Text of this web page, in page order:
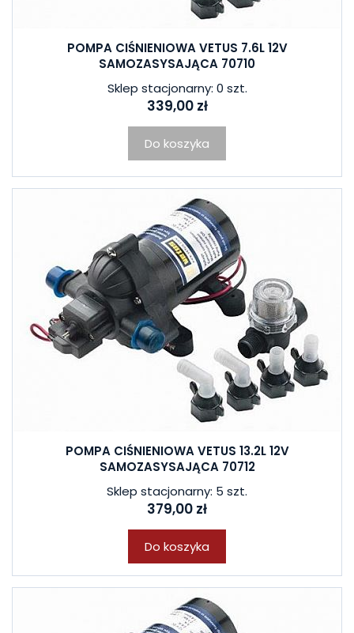
POMPA CIŚNIENIOWA VETUS 7.6L 12V
SAMOZASYSAJĄCA 70710
Sklep stacjonarny: 0 szt.
339,00 zł
Do koszyka
POMPA CIŚNIENIOWA VETUS 13.2L 12V
SAMOZASYSAJĄCA 70712
Sklep stacjonarny: 5 szt.
379,00 zł
Do koszyka